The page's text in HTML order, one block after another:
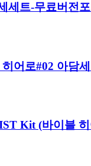
세트-무료버전
어로#02 아담
Kit (바이블